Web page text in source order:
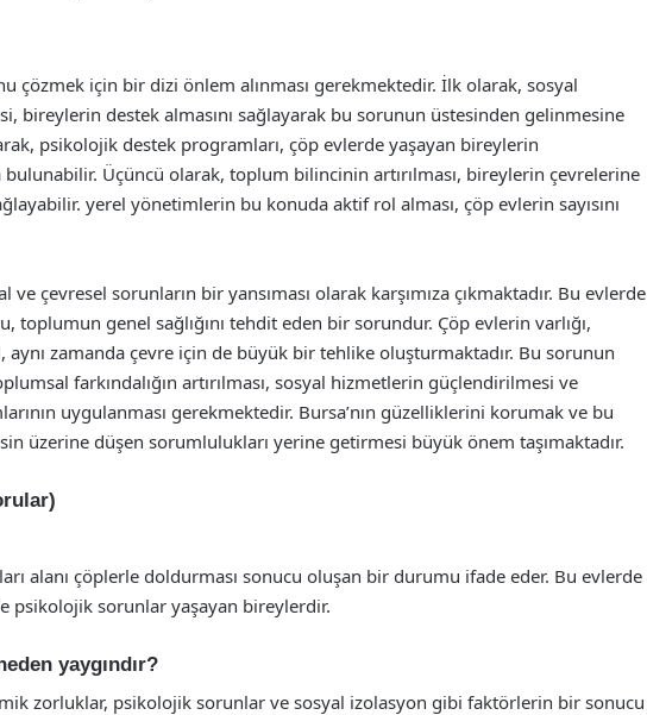
çözmek için bir dizi önlem alınması gerekmektedir. İlk olarak, sosyal
bireylerin destek almasını sağlayarak bu sorunun üstesinden gelinmesine
psikolojik destek programları, çöp evlerde yaşayan bireylerin
Üçüncü olarak, toplum bilincinin artırılması, bireylerin çevrelerine
yerel yönetimlerin bu konuda aktif rol alması, çöp evlerin sayısını
ve çevresel sorunların bir yansıması olarak karşımıza çıkmaktadır. Bu evlerde
toplumun genel sağlığını tehdit eden bir sorundur. Çöp evlerin varlığı,
aynı zamanda çevre için de büyük bir tehlike oluşturmaktadır. Bu sorunun
farkındalığın artırılması, sosyal hizmetlerin güçlendirilmesi ve
uygulanması gerekmektedir. Bursa’nın güzelliklerini korumak ve bu
üzerine düşen sorumlulukları yerine getirmesi büyük önem taşımaktadır.
alanı çöplerle doldurması sonucu oluşan bir durumu ifade eder. Bu evlerde
psikolojik sorunlar yaşayan bireylerdir.
yaygındır?
zorluklar, psikolojik sorunlar ve sosyal izolasyon gibi faktörlerin bir sonucu